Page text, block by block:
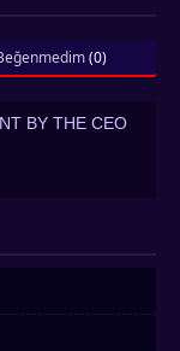
(0)
BY THE CEO